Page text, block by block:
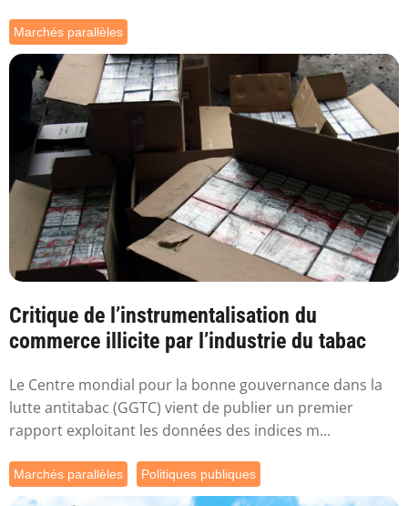
Marchés parallèles
Critique de l’instrumentalisation du
commerce illicite par l’industrie du tabac
Le Centre mondial pour la bonne gouvernance dans la
lutte antitabac (GGTC) vient de publier un premier
rapport exploitant les données des indices m...
Marchés parallèles Politiques publiques